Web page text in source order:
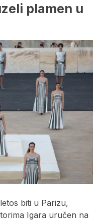
plamen u
biti u Parizu,
Igara uručen na